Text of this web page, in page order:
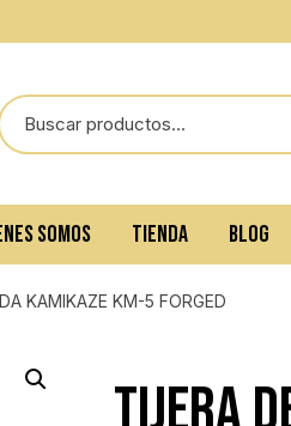
SOMOS TIENDA BLOG
KAMIKAZE KM-5 FORGED